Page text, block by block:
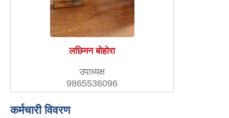
लछिमन बोहोरा
उपाध्यक्ष
9865536096
कर्मचारी विवरण